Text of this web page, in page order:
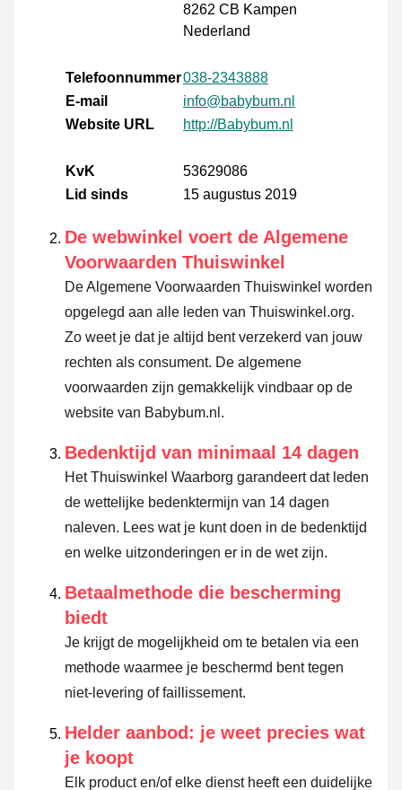
8262 CB Kampen
Nederland
Telefoonnummer038-2343888
E-mail
info@babybum.nl
Website URL
http://Babybum.nl
KvK
53629086
Lid sinds
15 augustus 2019
De webwinkel voert de Algemene
Voorwaarden Thuiswinkel
De Algemene Voorwaarden Thuiswinkel worden
opgelegd aan alle leden van Thuiswinkel.org.
Zo weet je dat je altijd bent verzekerd van jouw
rechten als consument. De algemene
voorwaarden zijn gemakkelijk vindbaar op de
website van Babybum.nl.
Bedenktijd van minimaal 14 dagen
Het Thuiswinkel Waarborg garandeert dat leden
de wettelijke bedenktermijn van 14 dagen
naleven. Lees wat je kunt doen in de bedenktijd
en welke uitzonderingen er in de wet zijn.
Betaalmethode die bescherming
biedt
Je krijgt de mogelijkheid om te betalen via een
methode waarmee je beschermd bent tegen
niet-levering of faillissement.
Helder aanbod: je weet precies wat
je koopt
Elk product en/of elke dienst heeft een duidelijke